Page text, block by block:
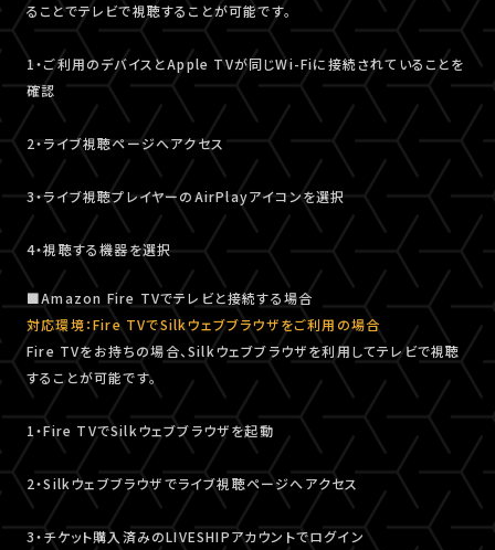
ることでテレビで視聴することが可能です。
1・ご利用のデバイスとApple TVが同じWi-Fiに接続されていることを
確認
2・ライブ視聴ページへアクセス
3・ライブ視聴プレイヤーのAirPlayアイコンを選択
4・視聴する機器を選択
■Amazon Fire TVでテレビと接続する場合
対応環境：Fire TVでSilkウェブブラウザをご利用の場合
Fire TVをお持ちの場合、Silkウェブブラウザを利用してテレビで視聴
することが可能です。
1・Fire TVでSilkウェブブラウザを起動
2・Silkウェブブラウザでライブ視聴ページへアクセス
3・チケット購入済みのLIVESHIPアカウントでログイン